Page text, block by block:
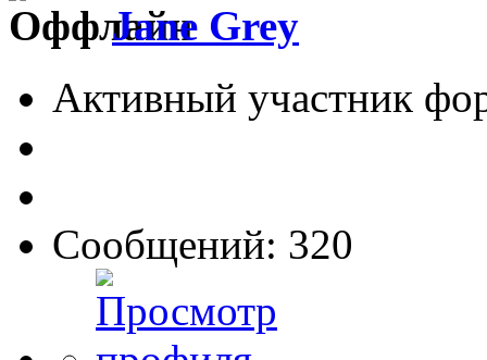
Jane Grey
Активный участник
Сообщений: 320